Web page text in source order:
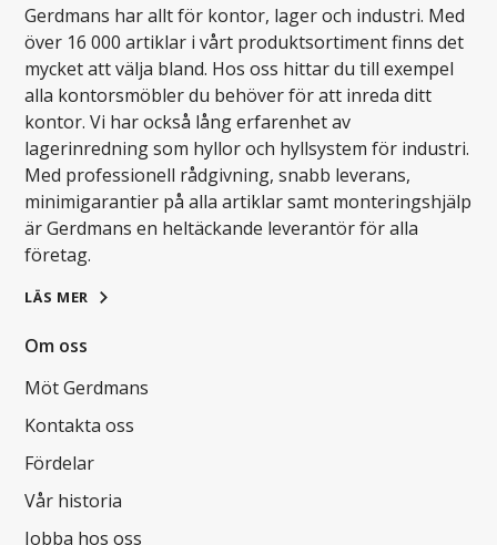
Gerdmans har allt för kontor, lager och industri. Med
över 16 000 artiklar i vårt produktsortiment finns det
mycket att välja bland. Hos oss hittar du till exempel
alla kontorsmöbler du behöver för att inreda ditt
kontor. Vi har också lång erfarenhet av
lagerinredning som hyllor och hyllsystem för industri.
Med professionell rådgivning, snabb leverans,
minimigarantier på alla artiklar samt monteringshjälp
är Gerdmans en heltäckande leverantör för alla
företag.
LÄS MER
Om oss
Möt Gerdmans
Kontakta oss
Fördelar
Vår historia
Jobba hos oss